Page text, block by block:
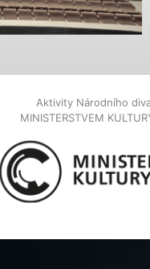
Aktivity Národního
MINISTERSTVEM